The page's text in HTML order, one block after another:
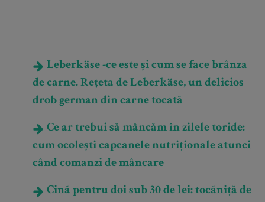
Leberkäse -ce este și cum se face brânza
de carne. Rețeta de Leberkäse, un delicios
drob german din carne tocată
Ce ar trebui să mâncăm în zilele toride:
cum ocolești capcanele nutriționale atunci
când comanzi de mâncare
Cină pentru doi sub 30 de lei: tocăniță de